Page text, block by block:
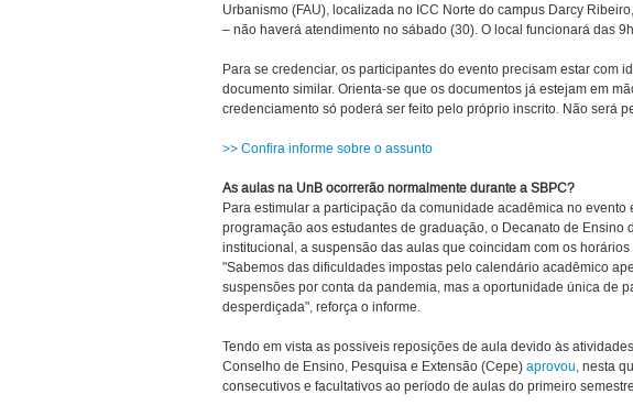
Urbanismo (FAU), localizada no ICC Norte do campus Darcy
– não haverá atendimento no sábado (30). O local funcionará das
Para se credenciar, os participantes do evento precisam estar com
documento similar. Orienta-se que os documentos já estejam em
credenciamento só poderá ser feito pelo próprio inscrito. Não será
>> Confira informe sobre o assunto
As aulas na UnB ocorrerão normalmente durante a SBPC?
Para estimular a participação da comunidade acadêmica no
programação aos estudantes de graduação, o Decanato de Ensino
institucional, a suspensão das aulas que coincidam com os
"Sabemos das dificuldades impostas pelo calendário acadêmico
suspensões por conta da pandemia, mas a oportunidade única de
desperdiçada", reforça o informe.
Tendo em vista as possíveis reposições de aula devido às
Conselho de Ensino, Pesquisa e Extensão (Cepe) aprovou, nesta
consecutivos e facultativos ao período de aulas do primeiro